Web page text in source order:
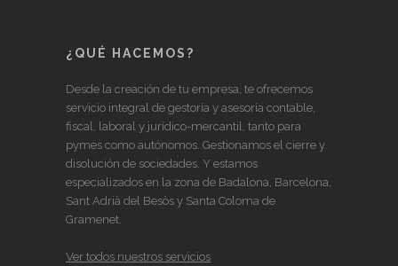
¿QUÉ HACEMOS?
Desde la creación de tu empresa, te ofrecemos
servicio integral de gestoría y asesoría contable,
fiscal, laboral y jurídico-mercantil, tanto para
pymes como autónomos. Gestionamos el cierre y
disolución de sociedades. Y estamos
especializados en la zona de Badalona, Barcelona,
Sant Adrià del Besòs y Santa Coloma de
Gramenet.
Ver todos nuestros servicios